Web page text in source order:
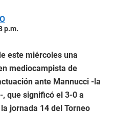
p.m.
este miércoles una
mediocampista de
ante Mannucci -la
que significó el 3-0 a
jornada 14 del Torneo